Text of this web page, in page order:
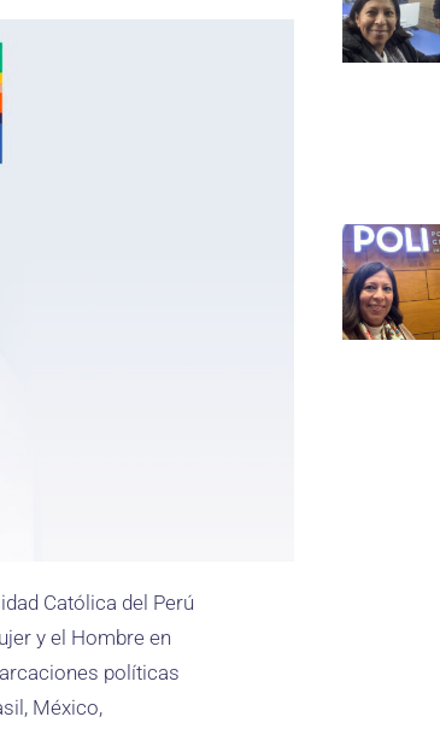
Católica del Perú
y el Hombre en
políticas
México,